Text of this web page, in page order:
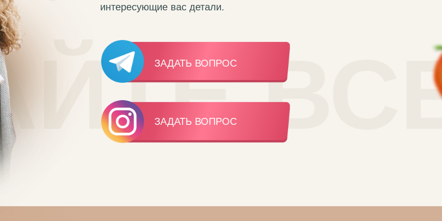
интересующие вас детали.
ЗАДАТЬ ВОПРОС
ЗАДАТЬ ВОПРОС